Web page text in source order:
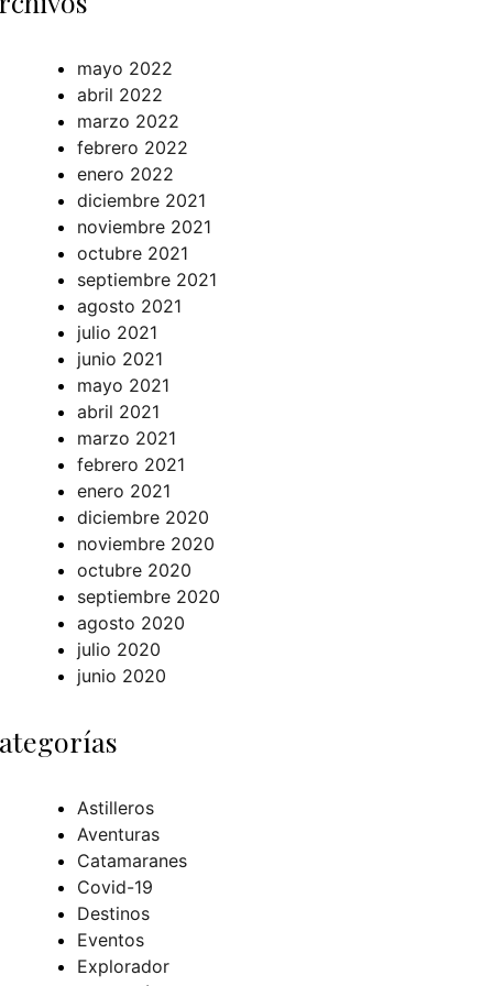
mayo 2022
abril 2022
marzo 2022
febrero 2022
enero 2022
diciembre 2021
noviembre 2021
octubre 2021
septiembre 2021
agosto 2021
julio 2021
junio 2021
mayo 2021
abril 2021
marzo 2021
febrero 2021
enero 2021
diciembre 2020
noviembre 2020
octubre 2020
septiembre 2020
agosto 2020
julio 2020
junio 2020
Astilleros
Aventuras
Catamaranes
Covid-19
Destinos
Eventos
Explorador